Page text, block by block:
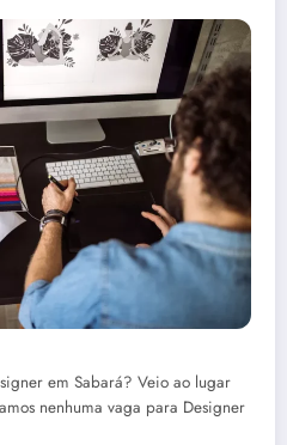
em Sabará? Veio ao lugar
nenhuma vaga para Designer